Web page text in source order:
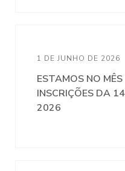
1 DE JUNHO DE 2026
ESTAMOS NO
INSCRIÇÕES DA
2026